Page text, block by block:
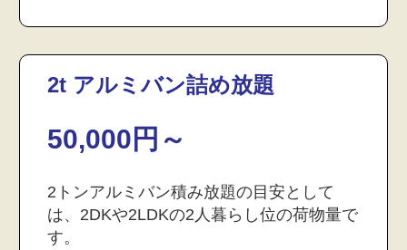
2t アルミバン詰め放題
50,000円～
2トンアルミバン積み放題の目安として
は、2DKや2LDKの2人暮らし位の荷物量で
す。